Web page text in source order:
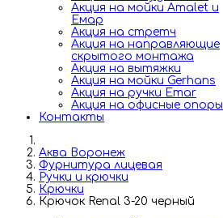
Акция на мойки Amalet и
Емар
Акция на стретч
Акция на направляющие
скрытого монтажа
Акция на вытяжки
Акция на мойки Gerhans
Акция на ручки Emar
Акция на офисные опоры
Контакты
Аква Воронеж
Фурнитура лицевая
Ручки и крючки
Крючки
Крючок Renal 3-20 черный